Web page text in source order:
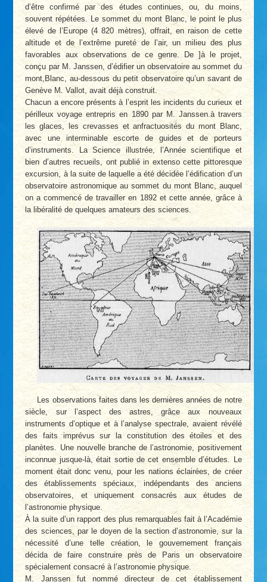
d’être confirmé par des études continues, ou, du moins,
souvent répétées. Le sommet du mont Blanc, le point le plus
élevé de l’Europe (4 820 mètres), offrait, en raison de cette
altitude et de l’extrême pureté de l’air, un milieu des plus
favorables aux observations de ce genre. De ]à le projet,
conçu par M. Janssen, d’édifier un observatoire au sommet du
mont,Blanc, au-dessous du petit observatoire qu’un savant de
Genève M. Vallot, avait déjà construit.
Chacun a encore présents à l’esprit les incidents du curieux et
périlleux voyage entrepris en 1890 par M. Janssen.à travers
les glaces, les crevasses et anfractuosités du mont Blanc,
avec une interminable escorte de guides et de porteurs
d’instruments. La Science illustrée, l’Année scientifique et
bien d’autres recueils, ont publié in extenso cette pittoresque
excursion, à la suite de laquelle a été décidée l’édification d’un
observatoire astronomique au sommet du mont Blanc, auquel
on a commencé de travailler en 1892 et cette année, grâce à
la libéralité de quelques amateurs des sciences.
Les observations faites dans les dernières années de notre
siècle, sur l’aspect des astres, grâce aux nouveaux
instruments d’optique et à l’analyse spectrale, avaient révélé
des faits imprévus sur la constitution des étoiles et des
planètes. Une nouvelle branche de l’astronomie, positivement
inconnue jusque-là, était sortie de cet ensemble d’études. Le
moment était donc venu, pour les nations éclairées, de créer
des établissements spéciaux, indépendants des anciens
observatoires, et uniquement consacrés aux études de
l’astronomie physique.
À la suite d’un rapport des plus remarquables fait à l’Académie
des sciences, par le doyen de la section d’astronomie, sur la
nécessité d’une telle création, le gouvernement français
décida de faire construire près de Paris un observatoire
spécialement consacré à l’astronomie physique.
M. Janssen fut nommé directeur de cet établissement